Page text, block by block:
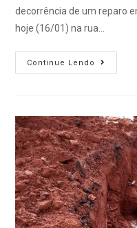
decorrência de um reparo
hoje (16/01) na rua…
Continue Lendo